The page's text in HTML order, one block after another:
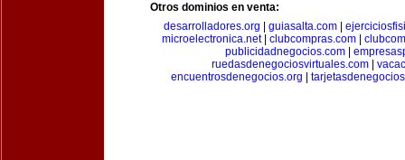
Otros dominios en venta:
desarrolladores.org
guiasalta.com|
microelectronica.net| clubcompras.com
publicidadnegocios.com
ruedasdenegociosvirtuales.com|
encuentrosdenegocios.org